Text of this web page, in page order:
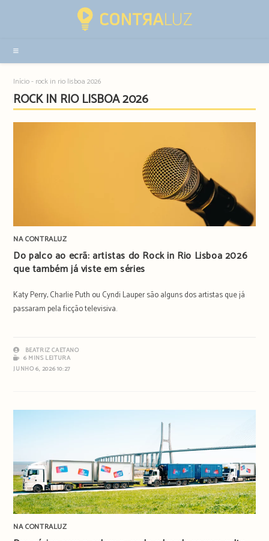
sidebar
Início- rock in rio lisboa 2026
ROCK IN RIO LISBOA 2026
NA CONTRALUZ
Do palco ao ecrã: artistas do Rock in Rio Lisboa 2026
que também já viste em séries
Katy Perry, Charlie Puth ou Cyndi Lauper são alguns dos artistas que já
passaram pela ficção televisiva.
BEATRIZ CAETANO
6 MINS LEITURA
JUNHO 6, 2026 10:27
NA CONTRALUZ